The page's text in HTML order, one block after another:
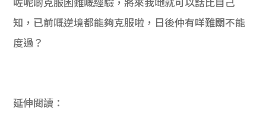
咗呢啲克服困難嘅經驗，將來我哋就可以話比自己
知，已前嘅逆境都能夠克服啦，日後仲有咩難關不能
度過？
延伸閱讀：